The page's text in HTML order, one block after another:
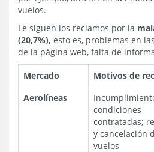
vuelos.
Le siguen los reclamos por la
(20,7%), esto es, problemas en
de la página web, falta de
Mercado Motivos de
Aerolíneas
condiciones
contratadas;
y cancelación
vuelos